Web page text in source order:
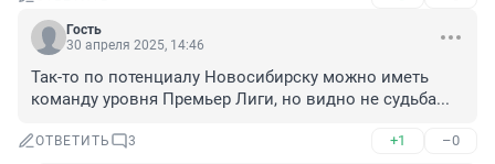
Гость
30 апреля 2025, 14:46
Так-то по потенциалу Новосибирску можно иметь
команду уровня Премьер Лиги, но видно не судьба...
ОТВЕТИТЬ 3 +1 –0